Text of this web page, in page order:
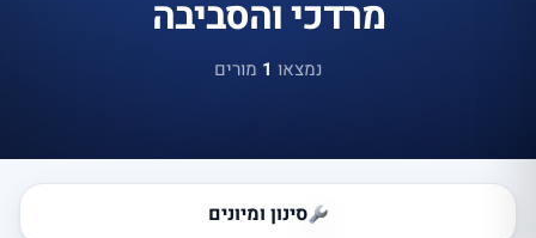
מרדכי והסביבה
נמצאו 1 מורים
סינון ומיונים